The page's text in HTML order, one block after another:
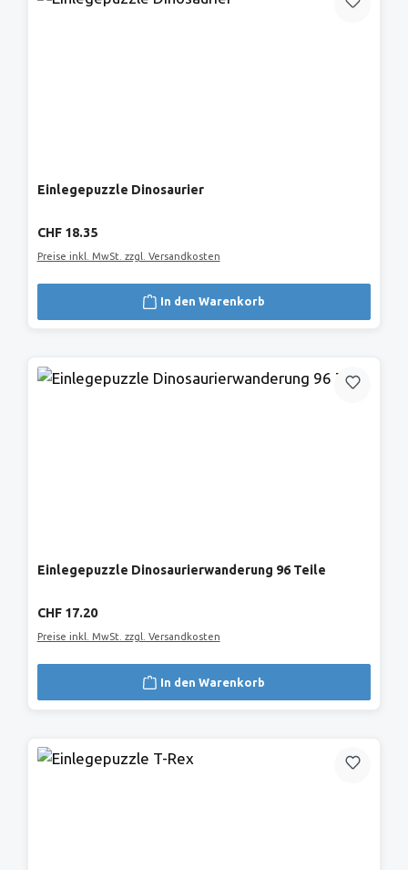
Einlegepuzzle Dinosaurier
Regulärer Preis:
CHF 18.35
Preise inkl. MwSt. zzgl. Versandkosten
In den Warenkorb
Einlegepuzzle Dinosaurierwanderung 96 Teile
Regulärer Preis:
CHF 17.20
Preise inkl. MwSt. zzgl. Versandkosten
In den Warenkorb